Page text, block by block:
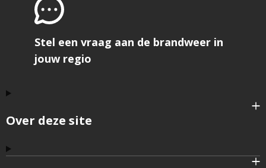
Over deze site
Stel een vraag aan de brandweer in
jouw regio